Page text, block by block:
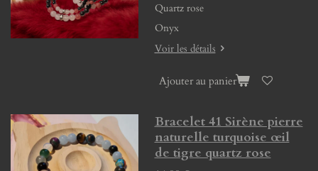
Quartz rose
Onyx
Voir les détails
Ajouter au panier
Bracelet 41 Sirène pierre
naturelle turquoise œil
de tigre quartz rose